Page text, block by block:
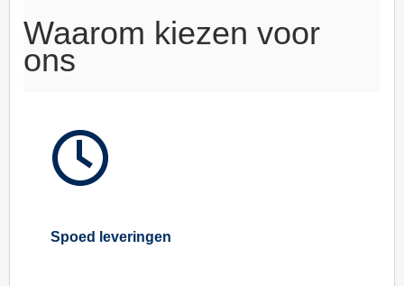
Waarom kiezen voor
ons
Spoed leveringen